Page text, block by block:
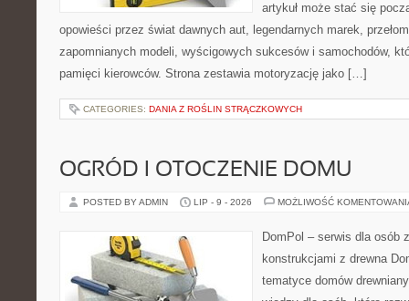
artykuł może stać się
opowieści przez świat dawnych aut, legendarnych marek,
zapomnianych modeli, wyścigowych sukcesów i samochodów,
pamięci kierowców. Strona zestawia motoryzację jako […]
CATEGORIES: DANIA Z ROŚLIN STRĄCZKOWYCH
OGRÓD I OTOCZENIE DOMU
POSTED BY ADMIN LIP - 9 - 2026 MOŻLIWOŚĆ
DomPol – serwis dla osób
konstrukcjami z drewna
tematyce domów